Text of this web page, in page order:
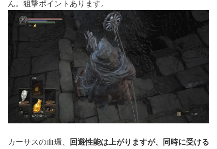
ん。狙撃ポイントあります。
カーサスの血環、 回避性能は上がりますが、同時に受ける